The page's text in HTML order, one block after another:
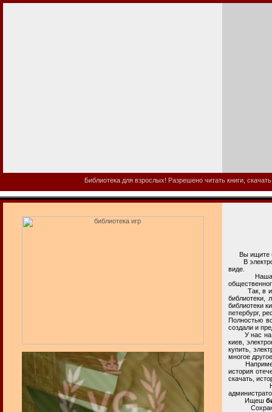
Библиотека для взрослых! Разрешено читать книги,
Вы ищите
В
виде.
Наша
Так, в
библиотеки,
библиотеки
петербург,
Полностью
создали и
У нас на
киев,
купить,
многое
Например,
история
скачать,
Ищеш